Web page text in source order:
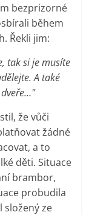
bezprizorné
během
Řekli jim:
tak si je musíte
A také
dveře…"
že vůči
žádné
a to
děti. Situace
brambor,
probudila
složený ze